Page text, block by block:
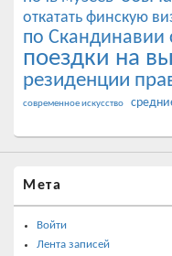
откатать финскую
по Скандинавии
поездки на
резиденции
современное искусство
Мета
Войти
Лента записей